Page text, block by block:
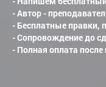
- Автор -
- Бесплатные правки,
- Сопровождение до
- Полная оплата